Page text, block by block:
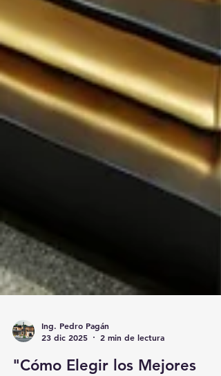
23 dic 2025
2 min de lectura